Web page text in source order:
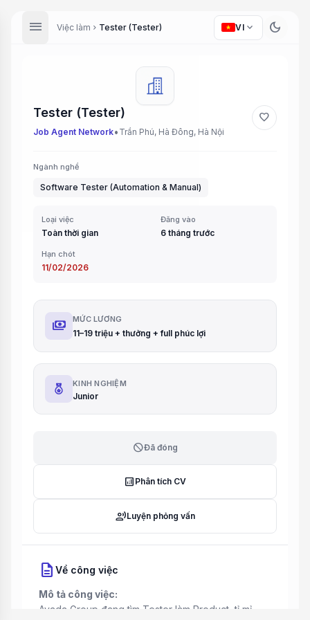
menu Việc làm chevron_right Tester (Tester) VI expand_more dark_mode
Tester (Tester)
Job Agent Network• Trần Phú, Hà Đông, Hà Nội
favorite
Ngành nghề
Software Tester (Automation & Manual)
Loại việc
Toàn thời gian
Đăng vào
6 tháng trước
Hạn chót
11/02/2026
payments MỨC LƯƠNG
11–19 triệu + thưởng + full phúc lợi
KINH NGHIỆM
Junior
blockĐã đóng
analytics Phân tích CV
record_voice_overLuyện phỏng vấn
description Về công việc
Mô tả công việc:
Avada Group đang tìm Tester làm Product, tỉ mỉ –